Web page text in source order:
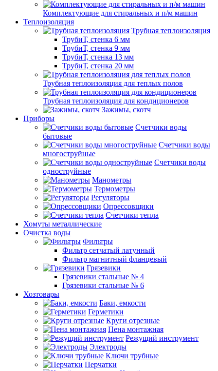
Комплектующие для стиральных и п/м машин
Теплоизоляция
Трубная теплоизоляция
ТрубиТ, стенка 6 мм
ТрубиТ, стенка 9 мм
ТрубиТ, стенка 13 мм
ТрубиТ, стенка 20 мм
Трубная теплоизоляция для теплых полов
Трубная теплоизоляция для кондиционеров
Зажимы, скотч
Приборы
Счетчики воды
бытовые
Счетчики воды
многоструйные
Счетчики воды
одноструйные
Манометры
Термометры
Регуляторы
Опрессовщики
Счетчики тепла
Хомуты металлические
Очистка воды
Фильтры
Фильтр сетчатый латунный
Фильтр магнитный фланцевый
Грязевики
Грязевики стальные № 4
Грязевики стальные № 6
Хозтовары
Баки, емкости
Герметики
Круги отрезные
Пена монтажная
Режущий инструмент
Электроды
Ключи трубные
Перчатки